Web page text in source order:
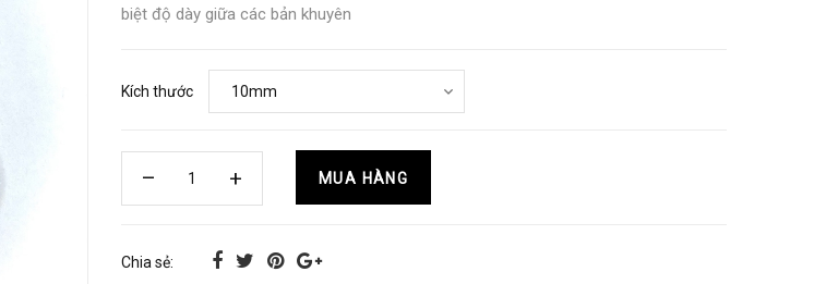
biệt độ dày giữa các bản khuyên
Kích thước
MUA HÀNG
Chia sẻ: